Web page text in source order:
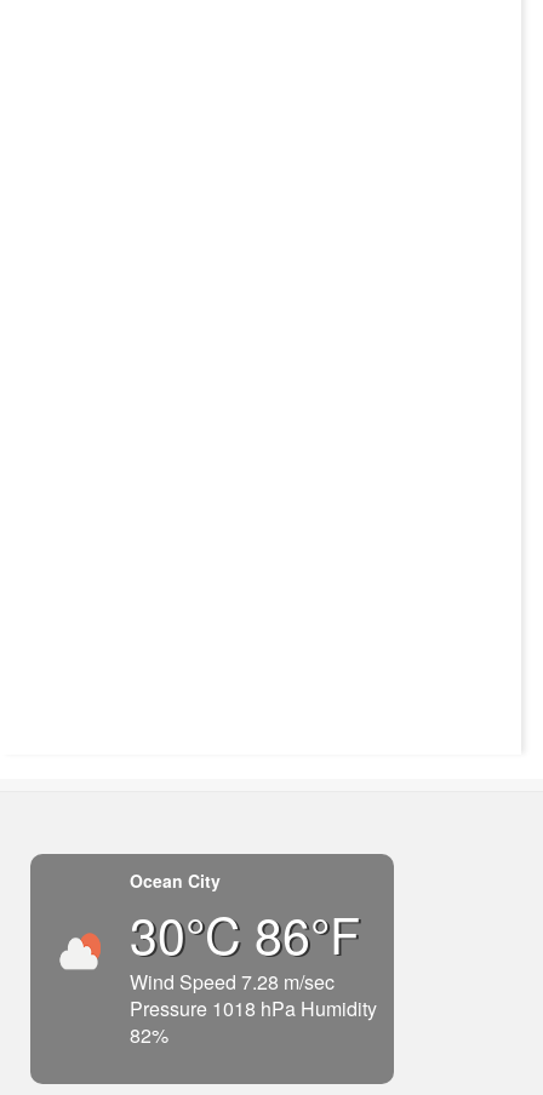
Ocean City
30°C 86°F
Wind Speed 7.28 m/sec
Pressure 1018 hPa Humidity
82%